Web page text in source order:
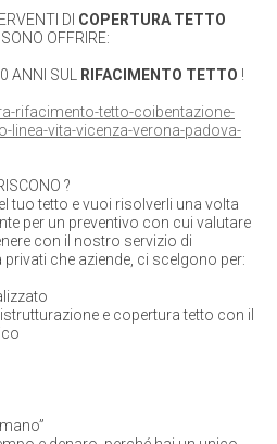
DI COPERTURA TETTO
OFFRIRE:
ANNI SUL RIFACIMENTO TETTO !
?
tuo tetto e vuoi risolverli una volta
per un preventivo con cui valutare
con il nostro servizio di
privati che aziende, ci scelgono per:
e copertura tetto con il